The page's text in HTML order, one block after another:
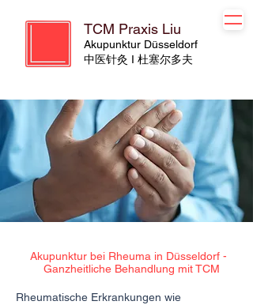
TCM Praxis Liu
Akupunktur Düsseldorf
​​中医针灸 I 杜塞尔多夫
Akupunktur bei Rheuma in Düsseldorf -
Ganzheitliche Behandlung mit TCM
Rheumatische Erkrankungen wie